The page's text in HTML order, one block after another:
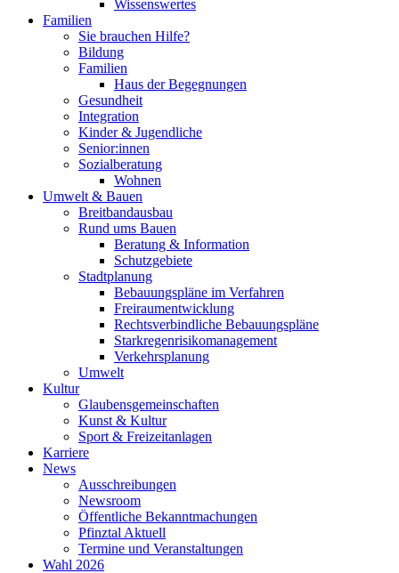
Wissenswertes
Familien
Sie brauchen Hilfe?
Bildung
Familien
Haus der Begegnungen
Gesundheit
Integration
Kinder & Jugendliche
Senior:innen
Sozialberatung
Wohnen
Umwelt & Bauen
Breitbandausbau
Rund ums Bauen
Beratung & Information
Schutzgebiete
Stadtplanung
Bebauungspläne im Verfahren
Freiraumentwicklung
Rechtsverbindliche Bebauungspläne
Starkregenrisikomanagement
Verkehrsplanung
Umwelt
Kultur
Glaubensgemeinschaften
Kunst & Kultur
Sport & Freizeitanlagen
Karriere
News
Ausschreibungen
Newsroom
Öffentliche Bekanntmachungen
Pfinztal Aktuell
Termine und Veranstaltungen
Wahl 2026